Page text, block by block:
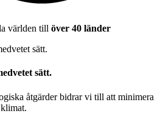
världen till över 40 länder
sätt.
åtgärder bidrar vi till att minimera